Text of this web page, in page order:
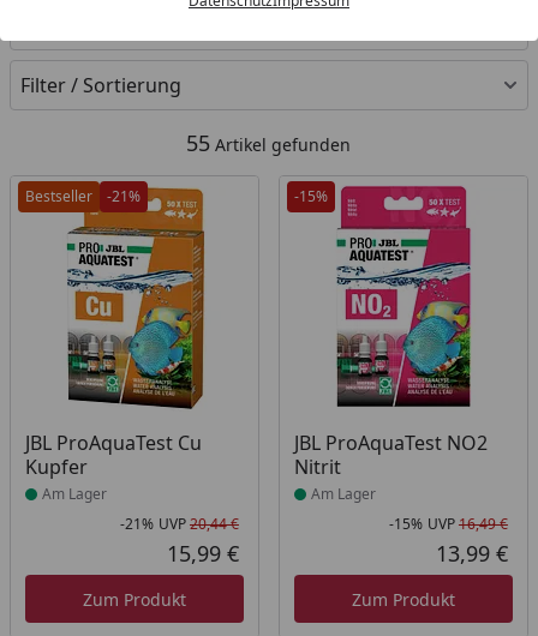
Filter / Sortierung
55 Artikel gefunden
Bestseller -21%
JBL ProAquaTest Cu
Kupfer
Produkt am Lager
Am Lager
Rabatt in Prozent
-21%
Ursprünglicher Preis
UVP20,44 €
Aktueller Preis
15,99 €
Zum Produkt
-15%
JBL ProAquaTest NO2
Nitrit
Produkt am Lager
Am Lager
-15% UVP16,49 €
13,99 €
Zum Produkt